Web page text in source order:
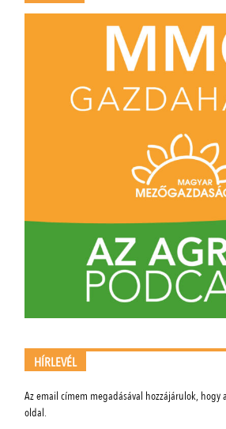
HÍRLEVÉL
Az email címem megadásával hozzájárulok, hogy
oldal.